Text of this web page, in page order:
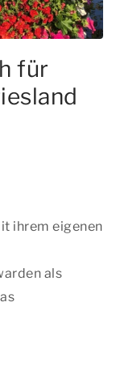
für
ihrem eigenen
als